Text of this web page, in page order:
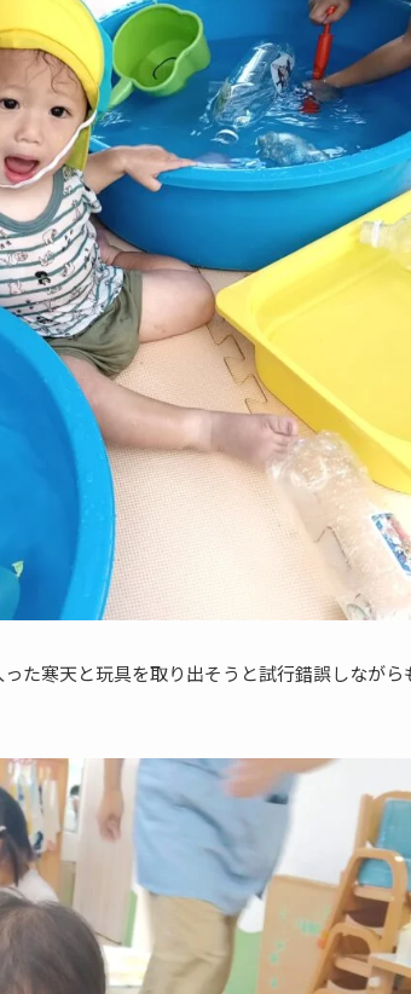
た寒天と玩具を取り出そうと試行錯誤しながら